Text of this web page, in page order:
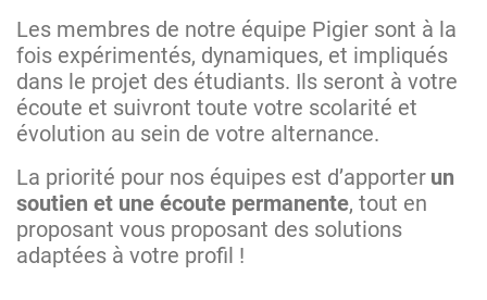
Les membres de notre équipe Pigier sont à la
fois expérimentés, dynamiques, et impliqués
dans le projet des étudiants. Ils seront à votre
écoute et suivront toute votre scolarité et
évolution au sein de votre alternance.
La priorité pour nos équipes est d’apporter un
soutien et une écoute permanente, tout en
proposant vous proposant des solutions
adaptées à votre profil !